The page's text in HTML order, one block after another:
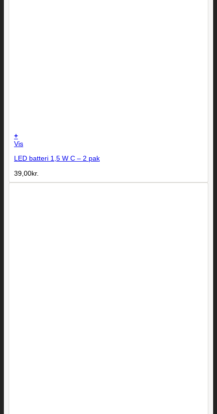
+
Vis
LED batteri 1,5 W C – 2 pak
39,00kr.